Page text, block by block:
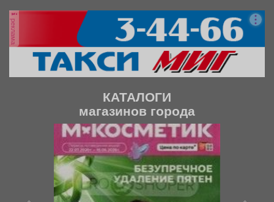
реклама
КАТАЛОГИ
магазинов города